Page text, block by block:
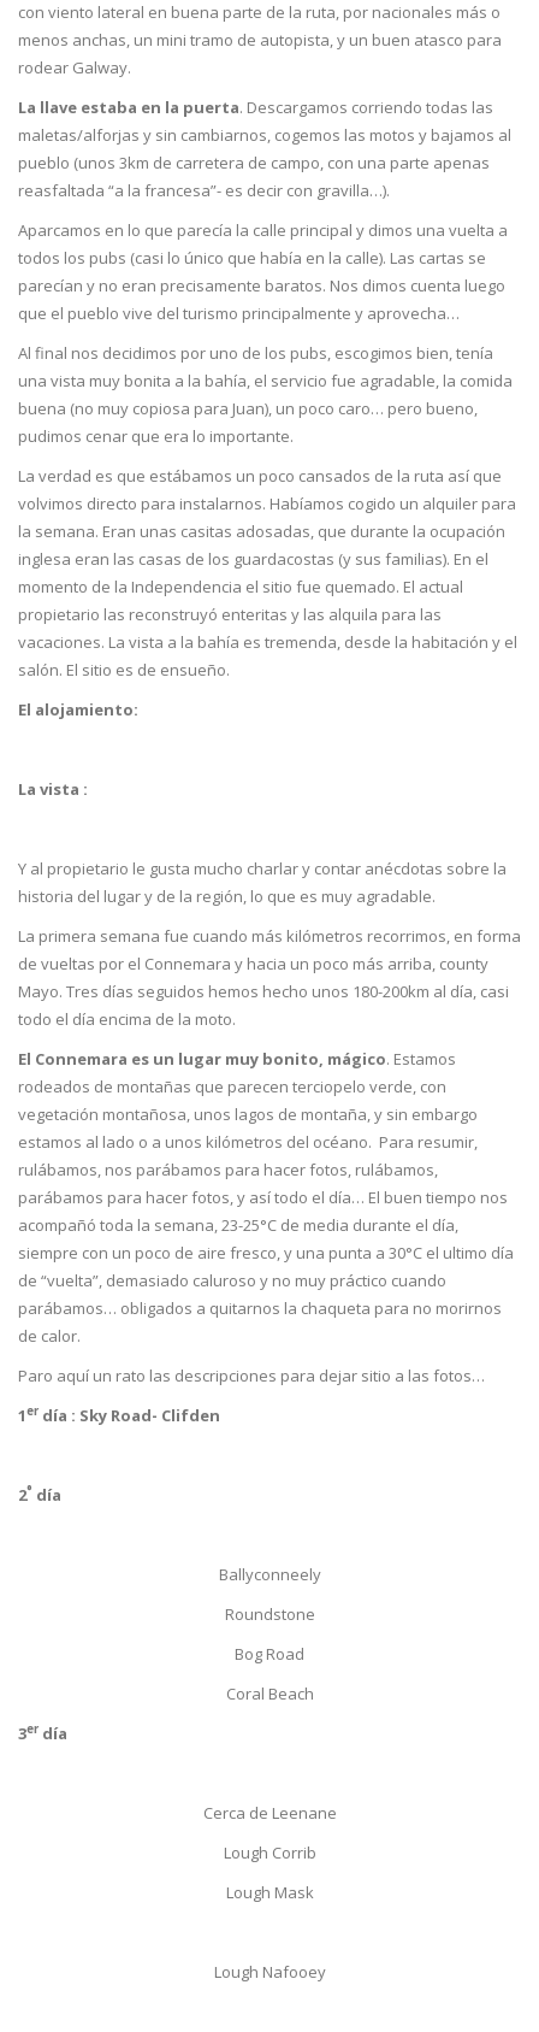
con viento lateral en buena parte de la ruta, por nacionales más o
menos anchas, un mini tramo de autopista, y un buen atasco para
rodear Galway.
La llave estaba en la puerta. Descargamos corriendo todas las
maletas/alforjas y sin cambiarnos, cogemos las motos y bajamos al
pueblo (unos 3km de carretera de campo, con una parte apenas
reasfaltada “a la francesa”- es decir con gravilla…).
Aparcamos en lo que parecía la calle principal y dimos una vuelta a
todos los pubs (casi lo único que había en la calle). Las cartas se
parecían y no eran precisamente baratos. Nos dimos cuenta luego
que el pueblo vive del turismo principalmente y aprovecha…
Al final nos decidimos por uno de los pubs, escogimos bien, tenía
una vista muy bonita a la bahía, el servicio fue agradable, la comida
buena (no muy copiosa para Juan), un poco caro… pero bueno,
pudimos cenar que era lo importante.
La verdad es que estábamos un poco cansados de la ruta así que
volvimos directo para instalarnos. Habíamos cogido un alquiler para
la semana. Eran unas casitas adosadas, que durante la ocupación
inglesa eran las casas de los guardacostas (y sus familias). En el
momento de la Independencia el sitio fue quemado. El actual
propietario las reconstruyó enteritas y las alquila para las
vacaciones. La vista a la bahía es tremenda, desde la habitación y el
salón. El sitio es de ensueño.
El alojamiento:
La vista :
Y al propietario le gusta mucho charlar y contar anécdotas sobre la
historia del lugar y de la región, lo que es muy agradable.
La primera semana fue cuando más kilómetros recorrimos, en forma
de vueltas por el Connemara y hacia un poco más arriba, county
Mayo. Tres días seguidos hemos hecho unos 180-200km al día, casi
todo el día encima de la moto.
El Connemara es un lugar muy bonito, mágico. Estamos
rodeados de montañas que parecen terciopelo verde, con
vegetación montañosa, unos lagos de montaña, y sin embargo
estamos al lado o a unos kilómetros del océano. Para resumir,
rulábamos, nos parábamos para hacer fotos, rulábamos,
parábamos para hacer fotos, y así todo el día… El buen tiempo nos
acompañó toda la semana, 23-25°C de media durante el día,
siempre con un poco de aire fresco, y una punta a 30°C el ultimo día
de “vuelta”, demasiado caluroso y no muy práctico cuando
parábamos… obligados a quitarnos la chaqueta para no morirnos
de calor.
Paro aquí un rato las descripciones para dejar sitio a las fotos…
1er día : Sky Road- Clifden
2° día
Ballyconneely
Roundstone
Bog Road
Coral Beach
3er día
Cerca de Leenane
Lough Corrib
Lough Mask
Lough Nafooey